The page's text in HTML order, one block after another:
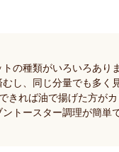
の種類がいろいろあ
し、同じ分量でも多
きれば油で揚げた方が
トースター調理が簡単